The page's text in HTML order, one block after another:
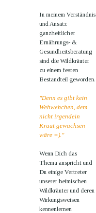
In meinem Verständnis
und Ansatz
ganzheitlicher
Ernährungs- &
Gesundheitsberatung
sind die Wildkräuter
zu einem festen
Bestandteil geworden.
"Denn es gibt kein
Wehwehchen, dem
nicht irgendein
Kraut gewachsen
wäre =)."
Wenn Dich das
Thema anspricht und
Du einige Vertreter
unserer heimischen
Wildkräuter und deren
Wirkungsweisen
kennenlernen